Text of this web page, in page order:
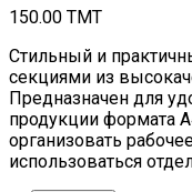
150.00 TMT
Стильный и
секциями из
Предназначен для
продукции формата
организовать
использоваться